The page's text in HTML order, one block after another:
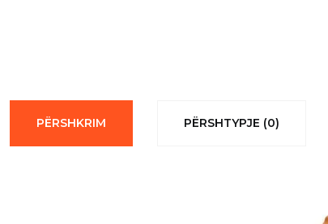
PËRSHKRIM PËRSHTYPJE (0)